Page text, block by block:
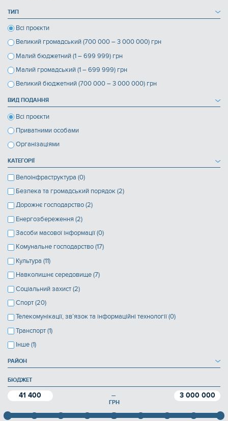
ТИП
Всі проєкти
Великий громадський (700 000 – 3 000 000) грн
Малий бюджетний (1 – 699 999) грн
Малий громадський (1 – 699 999) грн
Великий бюджетний (700 000 – 3 000 000) грн
ВИД ПОДАННЯ
Всі проєкти
Приватними особами
Організаціями
КАТЕГОРІЇ
Велоінфраструктура (0)
Безпека та громадський порядок (2)
Дорожнє господарство (2)
Енергозбереження (2)
Засоби масової інформації (0)
Комунальне господарство (17)
Культура (11)
Навколишнє середовище (7)
Соціальний захист (2)
Спорт (20)
Телекомунікації, зв’язок та інформаційні технології (0)
Транспорт (1)
Інше (1)
РАЙОН
БЮДЖЕТ
41 400 — 3 000 000
ГРН